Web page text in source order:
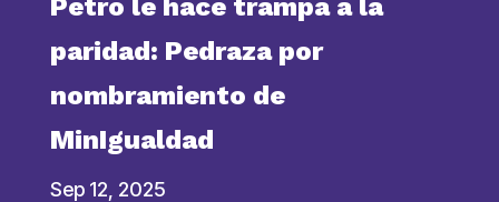
Petro le hace trampa a la
paridad: Pedraza por
nombramiento de
MinIgualdad
Sep 12, 2025